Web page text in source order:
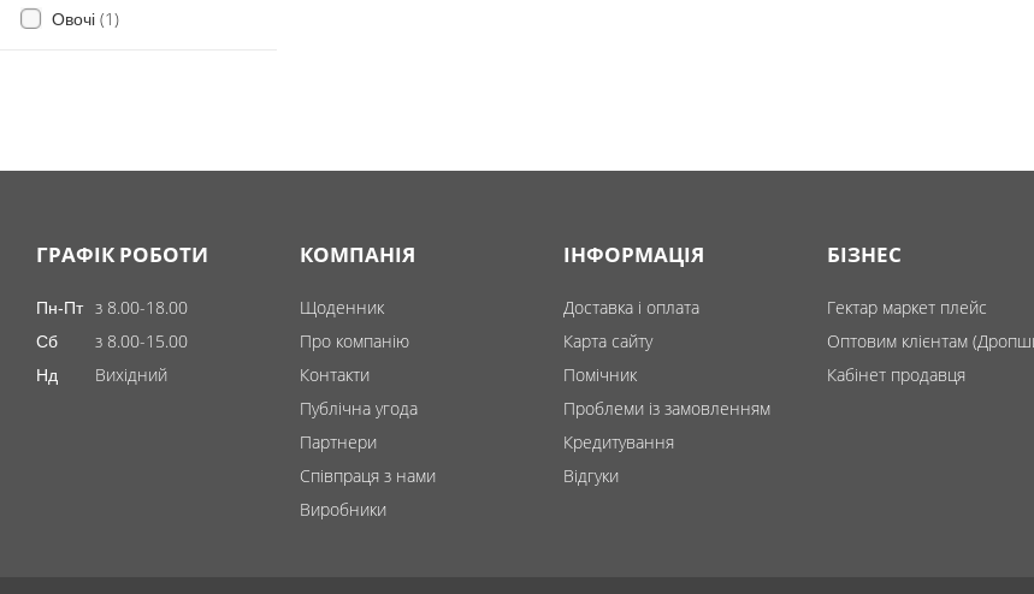
Овочі (1)
ГРАФІК РОБОТИ
Пн-Пт з 8.00-18.00
Сб з 8.00-15.00
Нд Вихідний
КОМПАНІЯ
Щоденник
Про компанію
Контакти
Публічна угода
Партнери
Співпраця з нами
Виробники
ІНФОРМАЦІЯ
Доставка і оплата
Карта сайту
Помічник
Проблеми із замовленням
Кредитування
Відгуки
БІЗНЕС
Гектар маркет плейс
Оптовим клієнтам
Кабінет продавця